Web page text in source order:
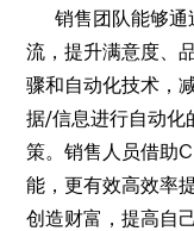
销售团队能够通
流，提升满意度、
骤和自动化技术，
据/信息进行自动化
策。销售人员借助
能，更有效高效率
创造财富，提高自